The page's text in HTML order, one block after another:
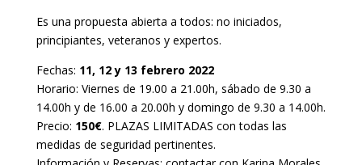
Es una propuesta abierta a todos: no iniciados,
principiantes, veteranos y expertos.
Fechas: 11, 12 y 13 febrero 2022
Horario: Viernes de 19.00 a 21.00h, sábado de 9.30 a
14.00h y de 16.00 a 20.00h y domingo de 9.30 a 14.00h.
Precio: 150€. PLAZAS LIMITADAS con todas las
medidas de seguridad pertinentes.